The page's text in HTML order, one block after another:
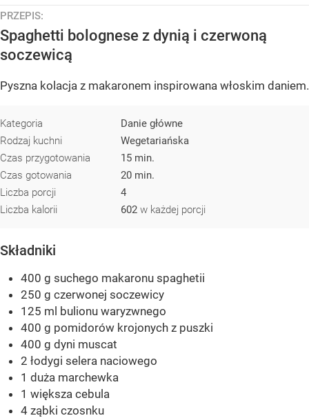
PRZEPIS:
Spaghetti bolognese z dynią i czerwoną
soczewicą
Pyszna kolacja z makaronem inspirowana włoskim daniem.
Kategoria
Danie główne
Rodzaj kuchni
Wegetariańska
Czas przygotowania
15 min.
Czas gotowania
20 min.
Liczba porcji
4
Liczba kalorii
602 w każdej porcji
Składniki
400 g suchego makaronu spaghetii
250 g czerwonej soczewicy
125 ml bulionu waryzwnego
400 g pomidorów krojonych z puszki
400 g dyni muscat
2 łodygi selera naciowego
1 duża marchewka
1 większa cebula
4 ząbki czosnku